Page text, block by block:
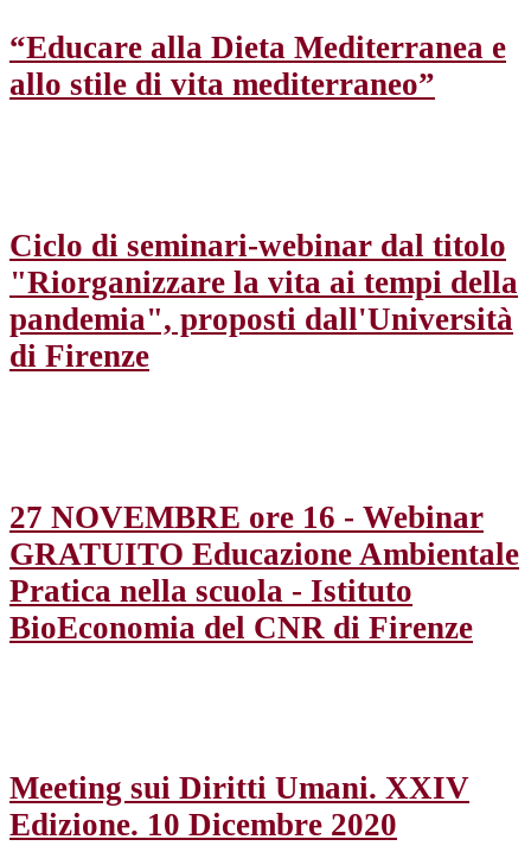
“Educare alla Dieta Mediterranea e
allo stile di vita mediterraneo”
Ciclo di seminari-webinar dal titolo
"Riorganizzare la vita ai tempi della
pandemia", proposti dall'Università
di Firenze
27 NOVEMBRE ore 16 - Webinar
GRATUITO Educazione Ambientale
Pratica nella scuola - Istituto
BioEconomia del CNR di Firenze
Meeting sui Diritti Umani. XXIV
Edizione. 10 Dicembre 2020